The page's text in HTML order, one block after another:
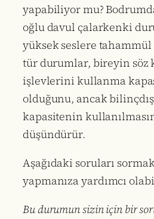
yapabiliyor mu?
oğlu davul çalarkenki
yüksek seslere
tür durumlar, bireyin söz
işlevlerini kullanma
olduğunu, ancak
kapasitenin
düşündürür.
Aşağıdaki soruları
yapmanıza yardımcı
Bu durumun sizin için bir